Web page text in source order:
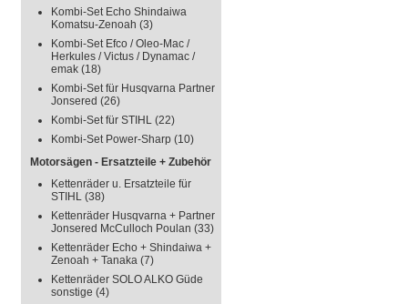
Kombi-Set Echo Shindaiwa
Komatsu-Zenoah (3)
Kombi-Set Efco / Oleo-Mac /
Herkules / Victus / Dynamac /
emak (18)
Kombi-Set für Husqvarna Partner
Jonsered (26)
Kombi-Set für STIHL (22)
Kombi-Set Power-Sharp (10)
Motorsägen - Ersatzteile + Zubehör
Kettenräder u. Ersatzteile für
STIHL (38)
Kettenräder Husqvarna + Partner
Jonsered McCulloch Poulan (33)
Kettenräder Echo + Shindaiwa +
Zenoah + Tanaka (7)
Kettenräder SOLO ALKO Güde
sonstige (4)